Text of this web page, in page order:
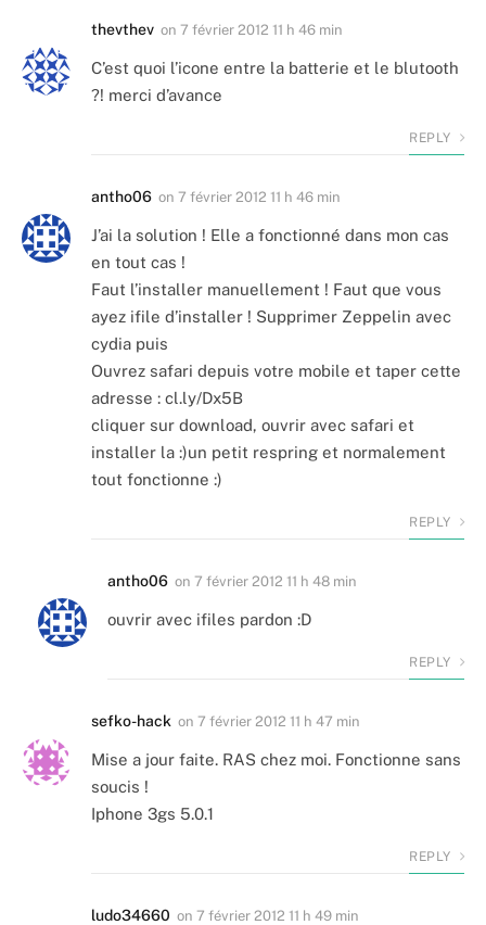
thevthev on 7 février 2012 11 h 46 min
C’est quoi l’icone entre la batterie et le blutooth
?! merci d’avance
REPLY
antho06 on 7 février 2012 11 h 46 min
J’ai la solution ! Elle a fonctionné dans mon cas
en tout cas !
Faut l’installer manuellement ! Faut que vous
ayez ifile d’installer ! Supprimer Zeppelin avec
cydia puis
Ouvrez safari depuis votre mobile et taper cette
adresse : cl.ly/Dx5B
cliquer sur download, ouvrir avec safari et
installer la :)un petit respring et normalement
tout fonctionne :)
REPLY
antho06 on 7 février 2012 11 h 48 min
ouvrir avec ifiles pardon :D
REPLY
sefko-hack on 7 février 2012 11 h 47 min
Mise a jour faite. RAS chez moi. Fonctionne sans
soucis !
Iphone 3gs 5.0.1
REPLY
ludo34660 on 7 février 2012 11 h 49 min